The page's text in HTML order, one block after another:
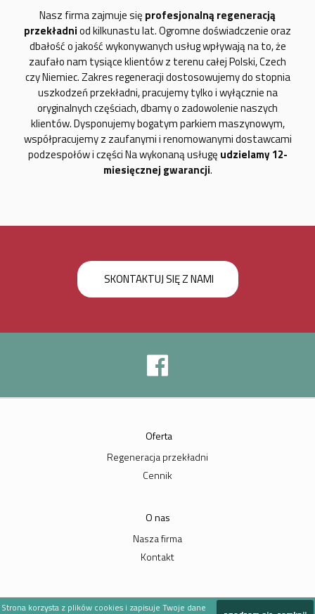
Nasz firma zajmuje się profesjonalną regeneracją
przekładniod kilkunastu lat. Ogromne doświadczenie oraz
dbałość o jakość wykonywanych usług wpływają na to, że
zaufało nam tysiące klientów z terenu całej Polski, Czech
czy Niemiec. Zakres regeneracji dostosowujemy do stopnia
uszkodzeń przekładni, pracujemy tylko i wyłącznie na
oryginalnych częściach, dbamy o zadowolenie naszych
klientów. Dysponujemy bogatym parkiem maszynowym,
współpracujemy z zaufanymi i renomowanymi dostawcami
podzespołów i części Na wykonaną usługę udzielamy 12-
miesięcznej gwarancji.
SKONTAKTUJ SIĘ Z NAMI
Oferta
Regeneracja przekładni
Cennik
O nas
Nasza firma
Kontakt
Galeria
Strona korzysta z plików cookies i zapisuje Twoje dane